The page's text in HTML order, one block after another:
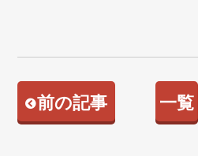
前の記事 一覧